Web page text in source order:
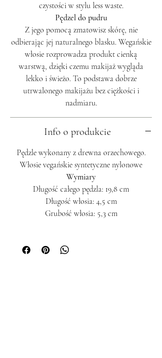
Pędzle Make up Rituals to połączenie
funkcjonalnego designu z dbałością o detale.
Rączki wykonane z naturalnego drewna
orzechowego doskonale leżą w dłoni,
zapewniając pełną kontrolę nad aplikacją
makijażu.
Miękkie, wegańskie włosie syntetyczne
zostało dobrane tak, by wiernie
oraz precyzyjne nakładanie produktów
zarówno sypkich, jak i kremowych. Każdy
pędzel umożliwia stworzenie idealnego
makijażu, bez smug i prześwitów, przy
jednoczesnym zachowaniu komfortu i
higieny pracy.
czystości w stylu less waste.
Pędzel do pudru
Z jego pomocą zmatowisz skórę, nie
odbierając jej naturalnego blasku. Wegańskie
włosie rozprowadza produkt cienką
warstwą, dzięki czemu makijaż wygląda
lekko i świeżo. To podstawa dobrze
utrwalonego makijażu bez ciężkości i
nadmiaru.
Info o produkcie
Pędzle wykonany z drewna orzechowego.
Włosie vegańskie syntetyczne nylonowe
Wymiary
Długość całego pędzla: 19,8 cm
Długość włosia: 4,5 cm
Grubość włosia: 5,3 cm